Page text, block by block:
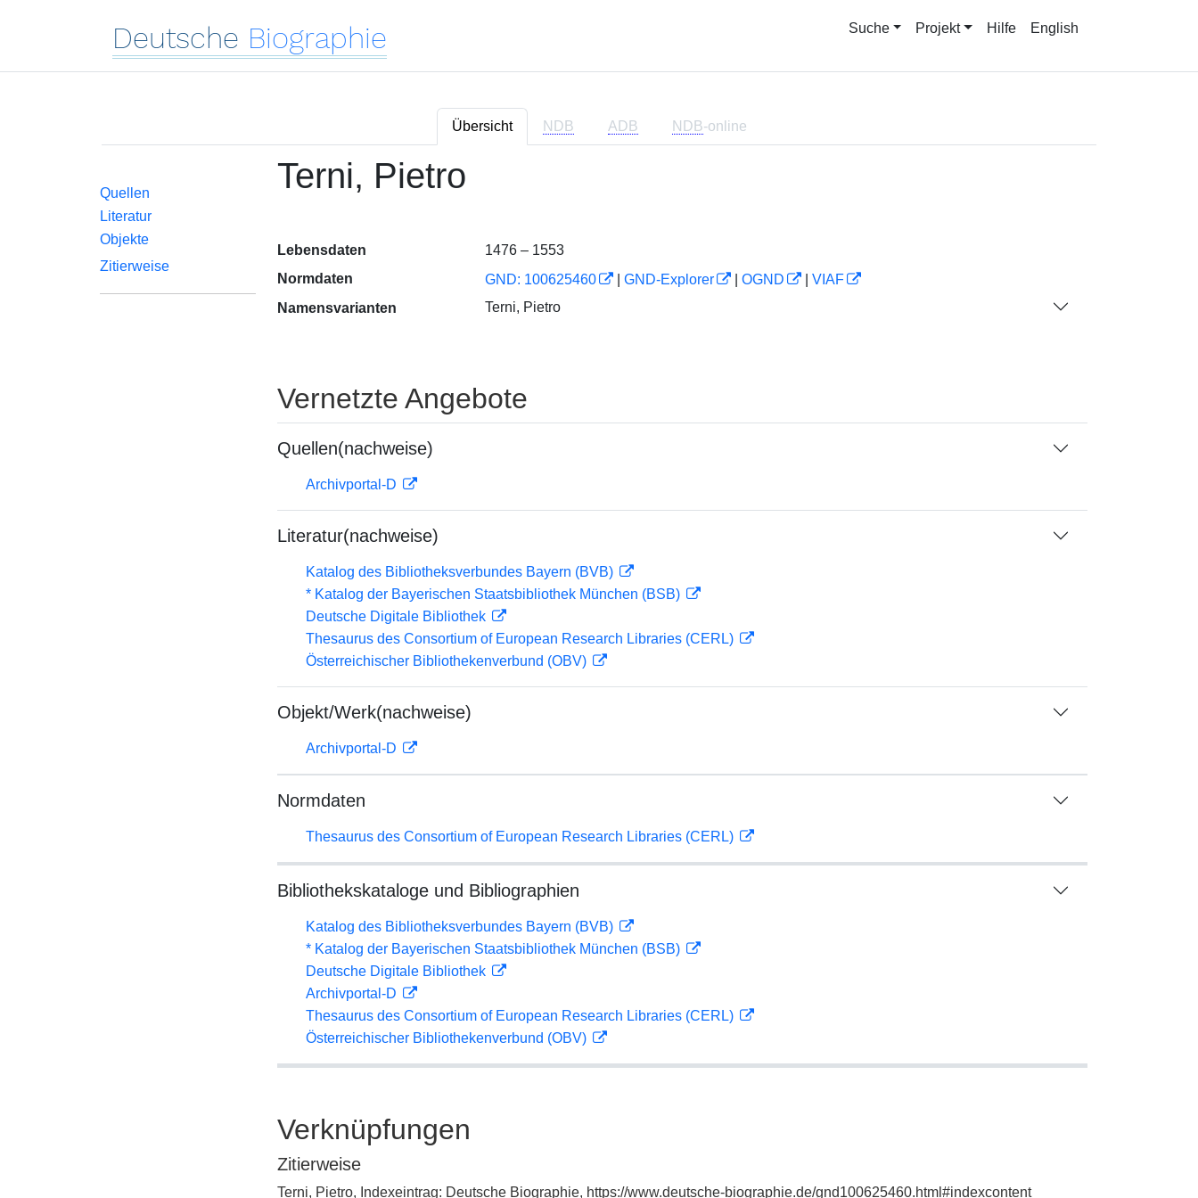
Deutsche Biographie Suche Projekt Hilfe English
Übersicht NDB ADB NDB-online
Quellen
Literatur
Objekte
Zitierweise
Terni, Pietro
Lebensdaten
1476 – 1553
Normdaten
GND: 100625460 GND-Explorer OGND
VIAF
Namensvarianten
Terni, Pietro
Vernetzte Angebote
Quellen(nachweise)
Archivportal-D
Literatur(nachweise)
Katalog des Bibliotheksverbundes Bayern (BVB)
* Katalog der Bayerischen Staatsbibliothek München (BSB)
Deutsche Digitale Bibliothek
Thesaurus des Consortium of European Research Libraries (CERL)
Österreichischer Bibliothekenverbund (OBV)
Objekt/Werk(nachweise)
Archivportal-D
Normdaten
Thesaurus des Consortium of European Research Libraries (CERL)
Bibliothekskataloge und Bibliographien
Katalog des Bibliotheksverbundes Bayern (BVB)
* Katalog der Bayerischen Staatsbibliothek München (BSB)
Deutsche Digitale Bibliothek
Archivportal-D
Thesaurus des Consortium of European Research Libraries (CERL)
Österreichischer Bibliothekenverbund (OBV)
Verknüpfungen
Zitierweise
Terni, Pietro, Indexeintrag: Deutsche Biographie, https://www.deutsche-biographie.de/gnd100625460.html#indexcontent